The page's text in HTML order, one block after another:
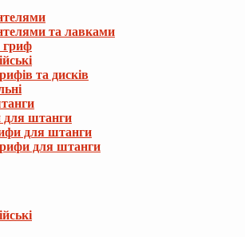
та лавками
гриф
та дисків
для штанги
для штанги
для штанги